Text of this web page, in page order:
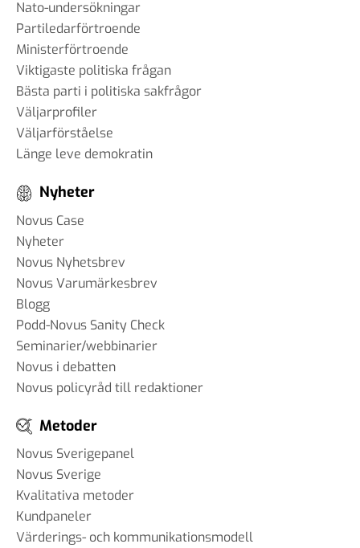
Nato-undersökningar
Partiledarförtroende
Ministerförtroende
Viktigaste politiska frågan
Bästa parti i politiska sakfrågor
Väljarprofiler
Väljarförståelse
Länge leve demokratin
Nyheter
Novus Case
Nyheter
Novus Nyhetsbrev
Novus Varumärkesbrev
Blogg
Podd-Novus Sanity Check
Seminarier/webbinarier
Novus i debatten
Novus policyråd till redaktioner
Metoder
Novus Sverigepanel
Novus Sverige
Kvalitativa metoder
Kundpaneler
Värderings- och kommunikationsmodell